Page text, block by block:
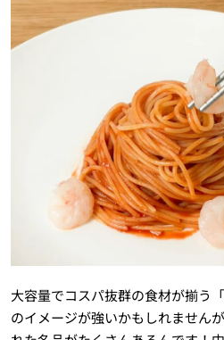
大容量でコスパ抜群の食材が揃う
のイメージが強いかもしれません